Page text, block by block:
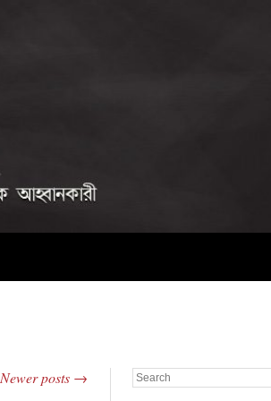
Newer posts → Search